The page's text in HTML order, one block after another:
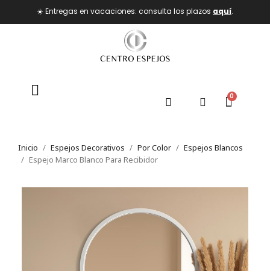
☀️ Entregas en vacaciones: consulta los plazos aquí.
Inicio Espejos Decorativos Por Color
Espejos Blancos
Espejo Marco Blanco Para Recibidor